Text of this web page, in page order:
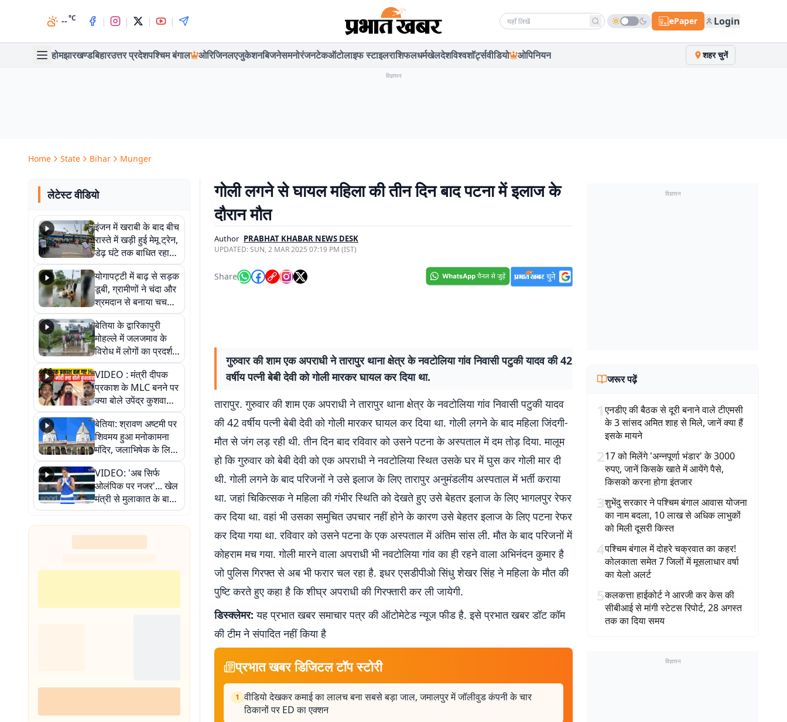
--°C | | | | Search news ePaper Login
होमझारखण्डबिहारउत्तर प्रदेशपश्चिम बंगाल ओरिजिनलएजुकेशनबिजनेसमनोरंजनटेकऑटोलाइफ स्टाइलराशिफलधर्मखेलदेशविश्वशॉर्ट्सवीडियो ओपिनियन शहर चुनें
विज्ञापन
Home State Bihar Munger
लेटेस्ट वीडियो
इंजन में खराबी के बाद बीच
रास्ते में खड़ी हुई मेमू ट्रेन,
डेढ़ घंटे तक बाधित रहा
आवागमन
योगापट्टी में बाढ़ से सड़क
डूबी, ग्रामीणों ने चंदा और
श्रमदान से बनाया चचरी
पुल
बेतिया के द्वारिकापुरी
मोहल्ले में जलजमाव के
विरोध में लोगों का प्रदर्शन,
स्थायी समाधान की मांग
VIDEO : मंत्री दीपक
प्रकाश के MLC बनने पर
क्या बोले उपेंद्र कुशवाहा,
सुनिए
बेतिया: श्रावण अष्टमी पर
शिवमय हुआ मनोकामना
मंदिर, जलाभिषेक के लिए
लगी लंबी कतारें
VIDEO: 'अब सिर्फ
ओलंपिक पर नजर'... खेल
मंत्री से मुलाकात के बाद
जैसमीन लंबोरिया का बड़ा
बयान
गोली लगने से घायल महिला की तीन दिन बाद पटना में इलाज के
दौरान मौत
Author PRABHAT KHABAR NEWS DESK
UPDATED:SUN, 2 MAR 2025 07:19 PM (IST)
Share
गुरुवार की शाम एक अपराधी ने तारापुर थाना क्षेत्र के नवटोलिया गांव निवासी पटुकी यादव की 42
वर्षीय पत्नी बेबी देवी को गोली मारकर घायल कर दिया था.
तारापुर. गुरुवार की शाम एक अपराधी ने तारापुर थाना क्षेत्र के नवटोलिया गांव निवासी पटुकी यादव
की 42 वर्षीय पत्नी बेबी देवी को गोली मारकर घायल कर दिया था. गोली लगने के बाद महिला जिंदगी-
मौत से जंग लड़ रही थी. तीन दिन बाद रविवार को उसने पटना के अस्पताल में दम तोड़ दिया. मालूम
हो कि गुरुवार को बेबी देवी को एक अपराधी ने नवटोलिया स्थित उसके घर में घुस कर गोली मार दी
थी. गोली लगने के बाद परिजनों ने उसे इलाज के लिए तारापुर अनुमंडलीय अस्पताल में भर्ती कराया
था. जहां चिकित्सक ने महिला की गंभीर स्थिति को देखते हुए उसे बेहतर इलाज के लिए भागलपुर रेफर
कर दिया था. वहां भी उसका समुचित उपचार नहीं होने के कारण उसे बेहतर इलाज के लिए पटना रेफर
कर दिया गया था. रविवार को उसने पटना के एक अस्पताल में अंतिम सांस ली. मौत के बाद परिजनों में
कोहराम मच गया. गोली मारने वाला अपराधी भी नवटोलिया गांव का ही रहने वाला अभिनंदन कुमार है
जो पुलिस गिरफ्त से अब भी फरार चल रहा है. इधर एसडीपीओ सिंधु शेखर सिंह ने महिला के मौत की
पुष्टि करते हुए कहा है कि शीघ्र अपराधी की गिरफ्तारी कर ली जायेगी.
डिस्क्लेमर: यह प्रभात खबर समाचार पत्र की ऑटोमेटेड न्यूज फीड है. इसे प्रभात खबर डॉट कॉम
की टीम ने संपादित नहीं किया है
प्रभात खबर डिजिटल टॉप स्टोरी
1 वीडियो देखकर कमाई का लालच बना सबसे बड़ा जाल, जमालपुर में जॉलीवुड कंपनी के चार
ठिकानों पर ED का एक्शन
विज्ञापन
जरूर पढ़ें
1एनडीए की बैठक से दूरी बनाने वाले टीएमसी
के 3 सांसद अमित शाह से मिले, जानें क्या हैं
इसके मायने
217 को मिलेंगे 'अन्नपूर्णा भंडार' के 3000
रुपए, जानें किसके खाते में आयेंगे पैसे,
किसको करना होगा इंतजार
3शुभेंदु सरकार ने पश्चिम बंगाल आवास योजना
का नाम बदला, 10 लाख से अधिक लाभुकों
को मिली दूसरी किस्त
4पश्चिम बंगाल में दोहरे चक्रवात का कहर!
कोलकाता समेत 7 जिलों में मूसलाधार वर्षा
का येलो अलर्ट
5कलकत्ता हाईकोर्ट ने आरजी कर केस की
सीबीआई से मांगी स्टेटस रिपोर्ट, 28 अगस्त
तक का दिया समय
विज्ञापन